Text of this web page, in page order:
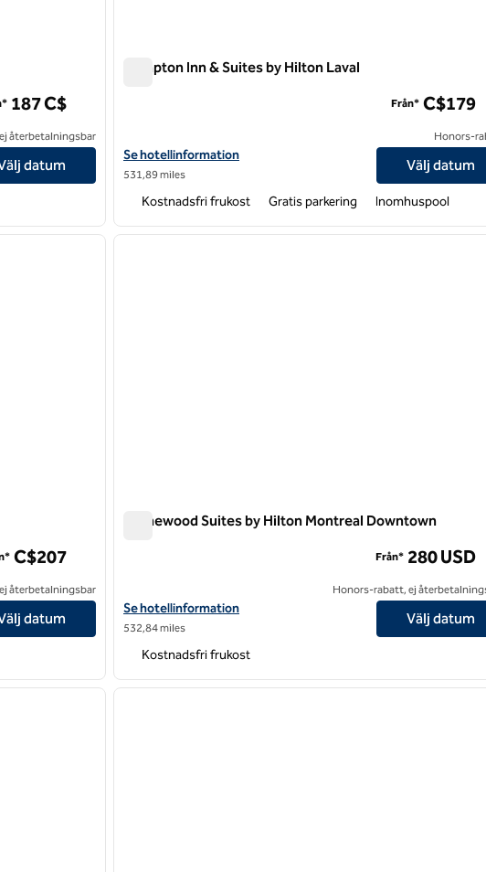
East Anjou
187 C$
återbetalningsbar
datum
Hampton Inn & Suites by Hilton Laval
Visa hotelluppgifter för Hampton Inn & Suites by Hilton Laval
Se hotellinformation
531,89 miles
Från* C$179
Honors-
Välj datum
Kostnadsfri frukost Gratis parkering Inomhuspool
nästa bild
ville
C$207
återbetalningsbar
datum
1 av 12
Homewood Suites by Hilton Montreal Downtown
Visa hotelluppgifter för Homewood Suites by Hilton Montreal
Se hotellinformation
532,84 miles
Från* 280 USD
Honors-rabatt, ej
Välj datum
Kostnadsfri frukost
nästa bild1 av 12